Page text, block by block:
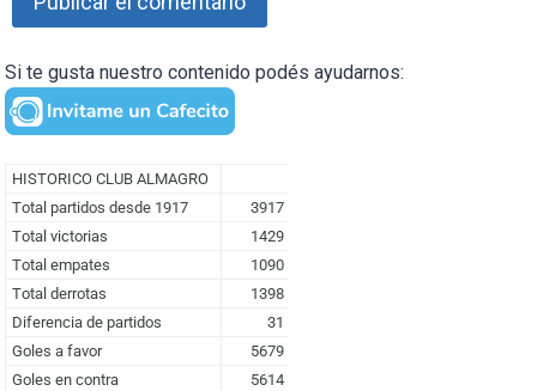
Si te gusta nuestro contenido podés ayudarnos: